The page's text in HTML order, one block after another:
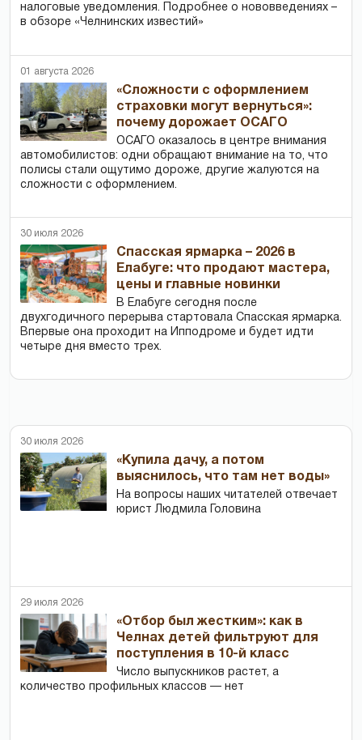
налоговые уведомления. Подробнее о нововведениях –
в обзоре «Челнинских известий»
01 августа 2026
«Сложности с оформлением
страховки могут вернуться»:
почему дорожает ОСАГО
ОСАГО оказалось в центре внимания
автомобилистов: одни обращают внимание на то, что
полисы стали ощутимо дороже, другие жалуются на
сложности с оформлением.
30 июля 2026
Спасская ярмарка – 2026 в
Елабуге: что продают мастера,
цены и главные новинки
В Елабуге сегодня после
двухгодичного перерыва стартовала Спасская ярмарка.
Впервые она проходит на Ипподроме и будет идти
четыре дня вместо трех.
30 июля 2026
«Купила дачу, а потом
выяснилось, что там нет воды»
На вопросы наших читателей отвечает
юрист Людмила Головина
29 июля 2026
«Отбор был жестким»: как в
Челнах детей фильтруют для
поступления в 10-й класс
Число выпускников растет, а
количество профильных классов — нет